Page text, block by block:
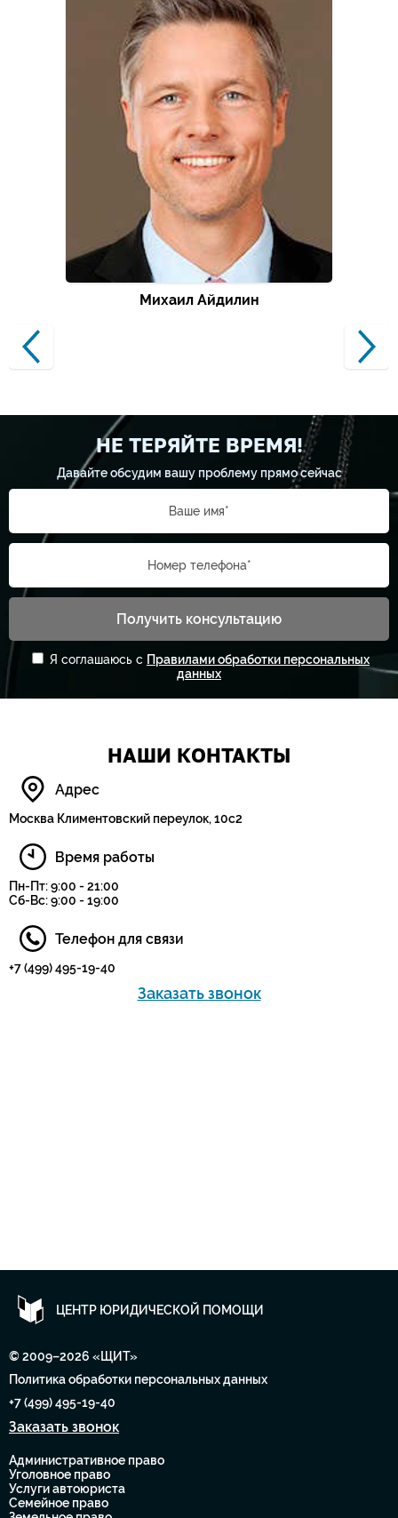
Михаил Айдилин
НЕ ТЕРЯЙТЕ ВРЕМЯ!
Давайте обсудим вашу проблему прямо сейчас
Ваше имя*
Номер телефона*
Получить консультацию
Я соглашаюсь с Правилами обработки персональных
данных
НАШИ КОНТАКТЫ
Адрес
Москва Климентовский переулок, 10с2
Время работы
Пн-Пт: 9:00 - 21:00
Сб-Вс: 9:00 - 19:00
Телефон для связи
+7 (499) 495-19-40
Заказать звонок
ЦЕНТР ЮРИДИЧЕСКОЙ ПОМОЩИ
© 2009–2026 «ЩИТ»
Политика обработки персональных данных
+7 (499) 495-19-40
Заказать звонок
Административное право
Уголовное право
Услуги автоюриста
Семейное право